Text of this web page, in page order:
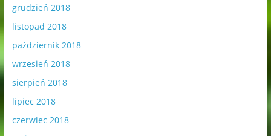
grudzień 2018
listopad 2018
październik 2018
wrzesień 2018
sierpień 2018
lipiec 2018
czerwiec 2018